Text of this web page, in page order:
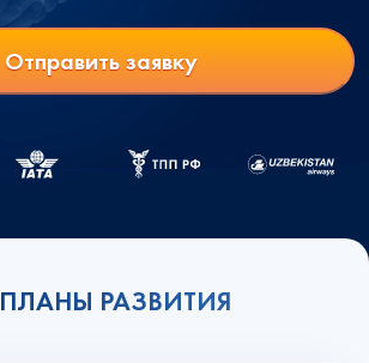
Отправить заявку
ПЛАНЫ РАЗВИТИЯ